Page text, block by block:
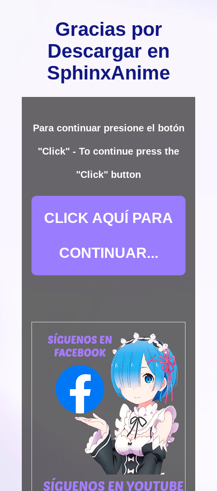
Gracias por
Descargar en
SphinxAnime
Para continuar presione el botón
"Click" - To continue press the
"Click" button
CLICK AQUÍ PARA
CONTINUAR...